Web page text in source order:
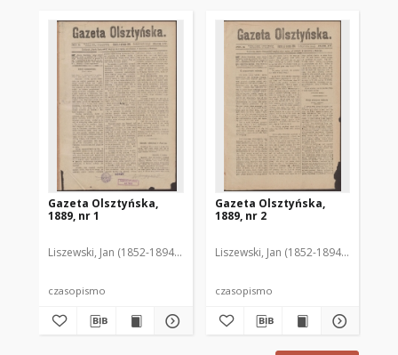
Gazeta Olsztyńska,
1889, nr 1
Liszewski, Jan (1852-1894). Red.
czasopismo
Gazeta Olsztyńska,
1889, nr 2
Liszewski, Jan (1852-1894). Red.
czasopismo